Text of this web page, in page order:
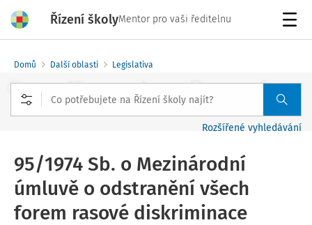
Řízení školyMentor pro vaši ředitelnu
Domů Další oblasti Legislativa
Rozšířené vyhledávání
95/1974 Sb. o Mezinárodní
úmluvě o odstranění všech
forem rasové diskriminace